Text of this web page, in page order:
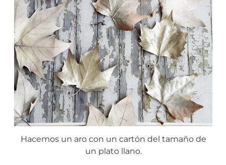
Hacemos un aro con un cartón del tamaño de
un plato llano.